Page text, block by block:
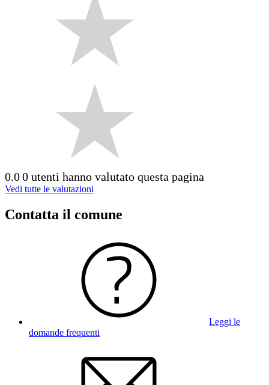
0.00 utenti hanno valutato questa pagina
Vedi tutte le valutazioni
Contatta il comune
Leggi le
domande frequenti